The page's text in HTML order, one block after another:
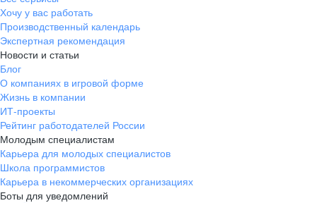
Хочу у вас работать
Производственный календарь
Экспертная рекомендация
Новости и статьи
Блог
О компаниях в игровой форме
Жизнь в компании
ИТ-проекты
Рейтинг работодателей России
Молодым специалистам
Карьера для молодых специалистов
Школа программистов
Карьера в некоммерческих организациях
Боты для уведомлений